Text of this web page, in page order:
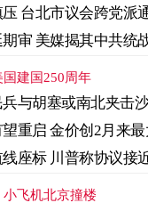
台北市议会跨党派
审 美媒揭其中共统
国建国250周年
与胡塞或南北夹击
重启 金价创2月来
座标 川普称协议接
小飞机北京撞楼